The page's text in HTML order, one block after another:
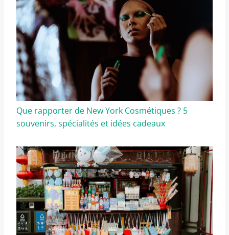
Que rapporter de New York Cosmétiques ? 5
souvenirs, spécialités et idées cadeaux